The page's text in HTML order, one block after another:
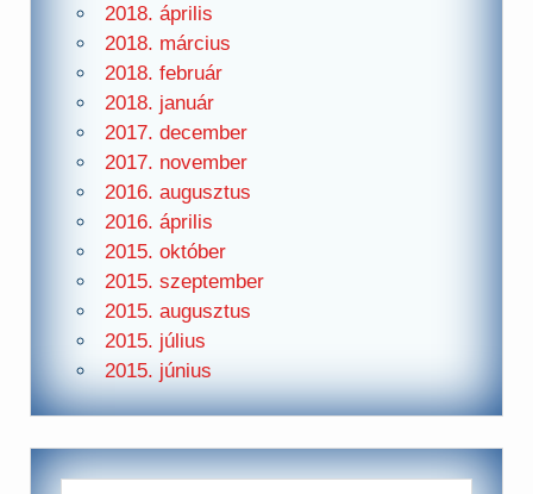
2018. április
2018. március
2018. február
2018. január
2017. december
2017. november
2016. augusztus
2016. április
2015. október
2015. szeptember
2015. augusztus
2015. július
2015. június